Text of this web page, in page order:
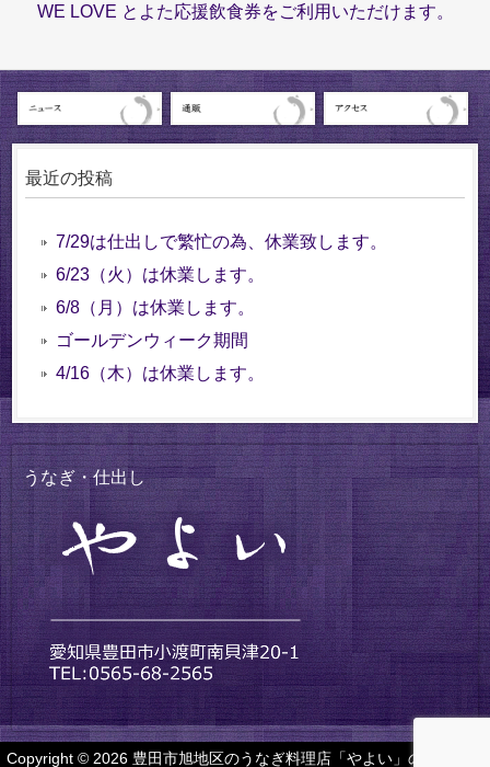
WE LOVE とよた応援飲食券をご利用いただけます。
最近の投稿
7/29は仕出しで繁忙の為、休業致します。
6/23（火）は休業します。
6/8（月）は休業します。
ゴールデンウィーク期間
4/16（木）は休業します。
うなぎ・仕出し
Copyright © 2026 豊田市旭地区のうなぎ料理店「やよい」の公式ホー